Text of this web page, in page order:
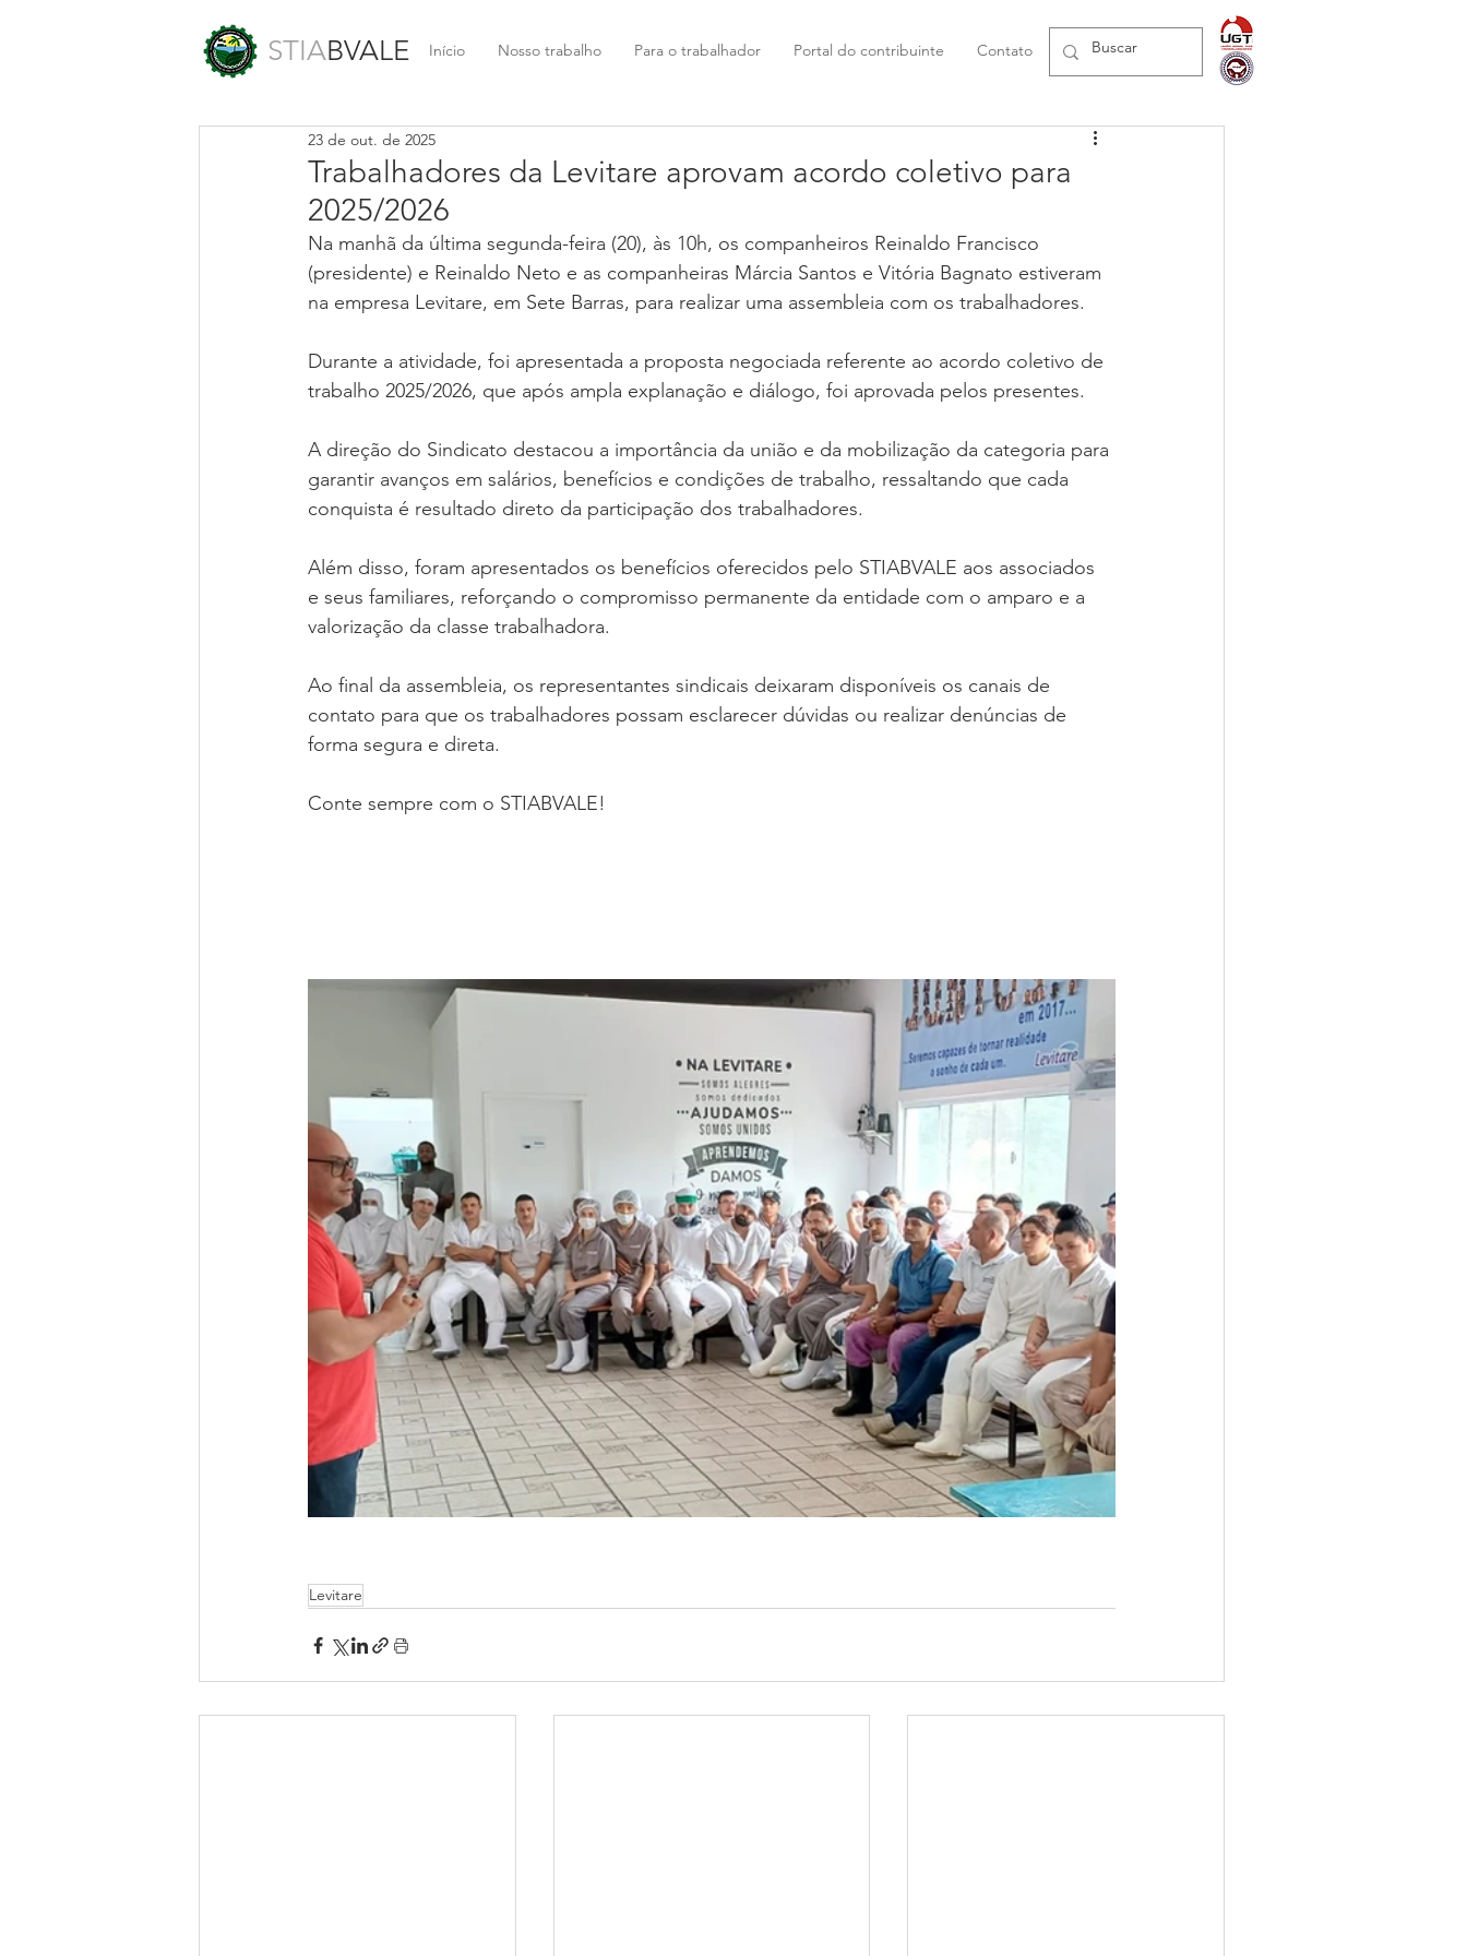
STIABVALE Início Nosso trabalho Para o trabalhador Portal do contribuinte Contato
Trabalhadores da Levitare aprovam acordo coletivo para
2025/2026
23 de out. de 2025
Na manhã da última segunda-feira (20), às 10h, os companheiros Reinaldo Francisco
(presidente) e Reinaldo Neto e as companheiras Márcia Santos e Vitória Bagnato estiveram
na empresa Levitare, em Sete Barras, para realizar uma assembleia com os trabalhadores.
Durante a atividade, foi apresentada a proposta negociada referente ao acordo coletivo de
trabalho 2025/2026, que após ampla explanação e diálogo, foi aprovada pelos presentes.
A direção do Sindicato destacou a importância da união e da mobilização da categoria para
garantir avanços em salários, benefícios e condições de trabalho, ressaltando que cada
conquista é resultado direto da participação dos trabalhadores.
Além disso, foram apresentados os benefícios oferecidos pelo STIABVALE aos associados
e seus familiares, reforçando o compromisso permanente da entidade com o amparo e a
valorização da classe trabalhadora.
Ao final da assembleia, os representantes sindicais deixaram disponíveis os canais de
contato para que os trabalhadores possam esclarecer dúvidas ou realizar denúncias de
forma segura e direta.
Conte sempre com o STIABVALE!
Levitare